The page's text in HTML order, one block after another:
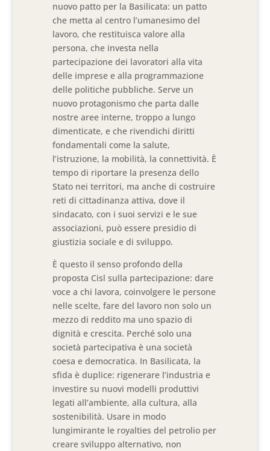
nuovo patto per la Basilicata: un patto
che metta al centro l’umanesimo del
lavoro, che restituisca valore alla
persona, che investa nella
partecipazione dei lavoratori alla vita
delle imprese e alla programmazione
delle politiche pubbliche. Serve un
nuovo protagonismo che parta dalle
nostre aree interne, troppo a lungo
dimenticate, e che rivendichi diritti
fondamentali come la salute,
l’istruzione, la mobilità, la connettività. È
tempo di riportare la presenza dello
Stato nei territori, ma anche di costruire
reti di cittadinanza attiva, dove il
sindacato, con i suoi servizi e le sue
associazioni, può essere presidio di
giustizia sociale e di sviluppo.
È questo il senso profondo della
proposta Cisl sulla partecipazione: dare
voce a chi lavora, coinvolgere le persone
nelle scelte, fare del lavoro non solo un
mezzo di reddito ma uno spazio di
dignità e crescita. Perché solo una
società partecipativa è una società
coesa e democratica. In Basilicata, la
sfida è duplice: rigenerare l’industria e
investire su nuovi modelli produttivi
legati all’ambiente, alla cultura, alla
sostenibilità. Usare in modo
lungimirante le royalties del petrolio per
creare sviluppo alternativo, non